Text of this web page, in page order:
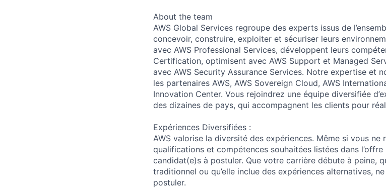
About the team
AWS Global Services regroupe des experts issus de
concevoir, construire, exploiter et sécuriser leurs
avec AWS Professional Services, développent leurs
Certification, optimisent avec AWS Support et Managed
avec AWS Security Assurance Services. Notre expertise et
les partenaires AWS, AWS Sovereign Cloud, AWS
Innovation Center. Vous rejoindrez une équipe diversifiée
des dizaines de pays, qui accompagnent les clients pour
Expériences Diversifiées :
AWS valorise la diversité des expériences. Même si vous
qualifications et compétences souhaitées listées dans
candidat(e)s à postuler. Que votre carrière débute à peine,
traditionnel ou qu’elle inclue des expériences alternatives,
postuler.